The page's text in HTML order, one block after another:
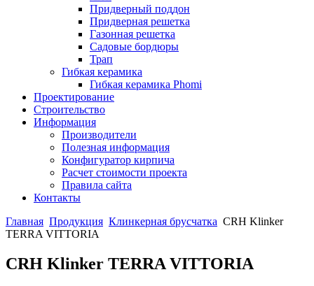
Придверный поддон
Придверная решетка
Газонная решетка
Садовые бордюры
Трап
Гибкая керамика
Гибкая керамика Phomi
Проектирование
Строительство
Информация
Производители
Полезная информация
Конфигуратор кирпича
Расчет стоимости проекта
Правила сайта
Контакты
Главная Продукция Клинкерная брусчатка CRH Klinker
TERRA VITTORIA
CRH Klinker TERRA VITTORIA